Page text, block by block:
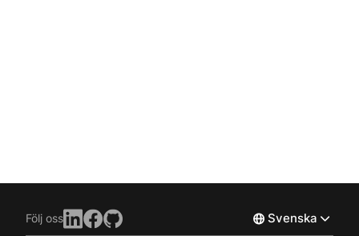
Följ oss Svenska